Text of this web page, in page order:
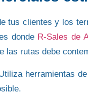
tus clientes y los
donde R-Sales de
las rutas debe
herramientas de